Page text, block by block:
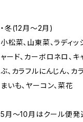
・冬(12月～2月)
小松菜、山東菜、ラディッ
ャード、カーボロネロ、キ
ぶ、カラフルにんじん、カ
まいも、ヤーコン、菜花
5月～10月はクール便発